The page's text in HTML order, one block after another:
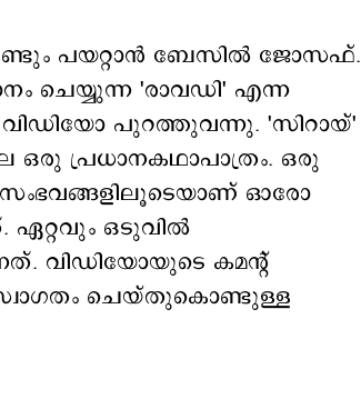
പയറ്റാന്‍ ബേസില്‍ ജോസഫ്.
ചെയ്യുന്ന 'രാവഡി' എന്ന
വിഡിയോ പുറത്തുവന്നു. 'സിറായ്'
പ്രധാനകഥാപാത്രം. ഒരു
ഓരോ
ഏറ്റവും ഒടുവില്‍
വിഡിയോയുടെ കമന്‍റ്
ചെയ്തുകൊണ്ടുള്ള